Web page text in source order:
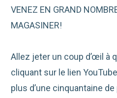
VENEZ EN GRAND
MAGASINER!
Allez jeter un coup d’œil à
cliquant sur le lien
plus d’une cinquantaine